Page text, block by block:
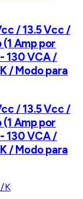
/ 13.5 Vcc /
Amp por
130 VCA /
/ Modo para
/ 13.5 Vcc /
Amp por
130 VCA /
/ Modo para
K